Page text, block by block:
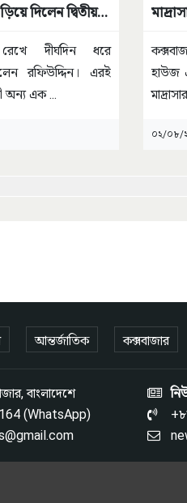
দিলেন দ্বিতীয়
দীর্ঘদিন ধরে
রফিউদ্দিন। এরই
অন্য এক...
হাউজ
০২/০৮/
আন্তর্জাতিক কক্সবাজার
বাংলাদেশে
(WhatsApp)